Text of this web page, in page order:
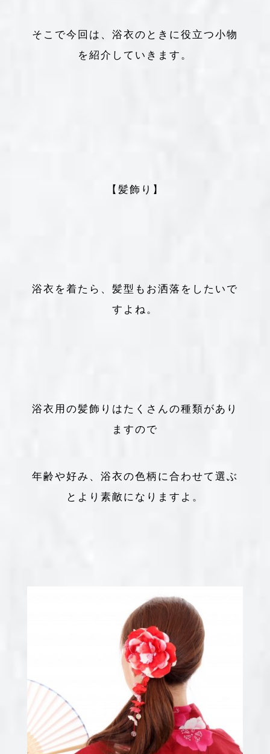
そこで今回は、浴衣のときに役立つ小物
を紹介していきます。
【髪飾り】
浴衣を着たら、髪型もお洒落をしたいで
すよね。
浴衣用の髪飾りはたくさんの種類があり
ますので
年齢や好み、浴衣の色柄に合わせて選ぶ
とより素敵になりますよ。